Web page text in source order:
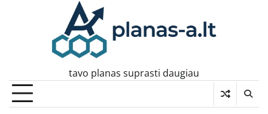
tavo planas suprasti daugiau